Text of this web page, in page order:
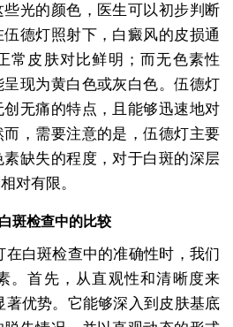
光的颜色，医生可以初步判断
德灯照射下，白癜风的皮损通
常皮肤对比鲜明；而无色素性
现为黄白色或灰白色。伍德灯
无痛的特点，且能够迅速地对
，需要注意的是，伍德灯主要
缺失的程度，对于白斑的深层
对有限。
斑检查中的比较
在白斑检查中的准确性时，我们
。首先，从直观性和清晰度来
著优势。它能够深入到皮肤基底